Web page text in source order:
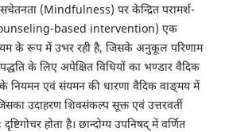
(Mindfulness) पर केन्द्रित परामर्श-
based intervention) एक
के रूप में उभर रही है, जिसके अनुकूल परिणाम
पद्धति के लिए अपेक्षित विधियों का भण्डार वैदिक
के नियमन एवं संयमन की धारणा वैदिक वाङ्मय में
उदाहरण शिवसंकल्प सूक्त एवं उत्तरवर्ती
होता है। छान्दोग्य उपनिषद् में वर्णित